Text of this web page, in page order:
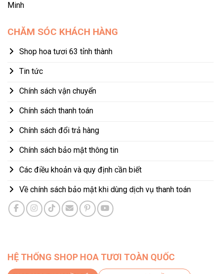
Minh
CHĂM SÓC KHÁCH HÀNG
Shop hoa tươi 63 tỉnh thành
Tin tức
Chính sách vận chuyển
Chính sách thanh toán
Chính sách đổi trả hàng
Chính sách bảo mật thông tin
Các điều khoản và quy định cần biết
Về chính sách bảo mật khi dùng dịch vụ thanh toán
HỆ THỐNG SHOP HOA TƯƠI TOÀN QUỐC